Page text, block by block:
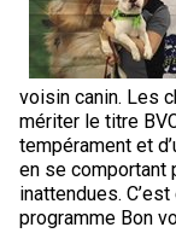
Chiens de berger
Appenzeller
Bouvier
Kelpie
Lévriers et
Lévrier afghan
Azawakh
Chiens de
Chien esquimau
Chiens de sport
Je veux devenir
Ressources
Organiser un
Nutrition
Santé
Toilettage
Chien égaré
Informations
Quoi de neuf?
FAQ
Profilage d'ADN
Programme
Éducation des
Soutien à la
Ressources
CONDITIONS
L’Exposition du
Aperçu des
Agilité
Concours sur le
Calendrier -
Formulaires
Le courrier canin
Adhésion au CCC
Sociétés affiliées
M9C 5K6
lundi
9 h à
HNE
Adhésion Plus –
voisin canin. Les
mériter le titre
tempérament et
en se comportant
inattendues.
programme Bon